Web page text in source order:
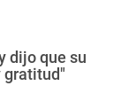
dijo que su
gratitud"